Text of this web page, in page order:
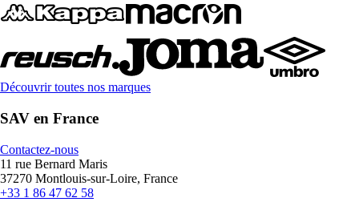
Découvrir toutes nos marques
SAV en France
Contactez-nous
11 rue Bernard Maris
37270 Montlouis-sur-Loire, France
+33 1 86 47 62 58